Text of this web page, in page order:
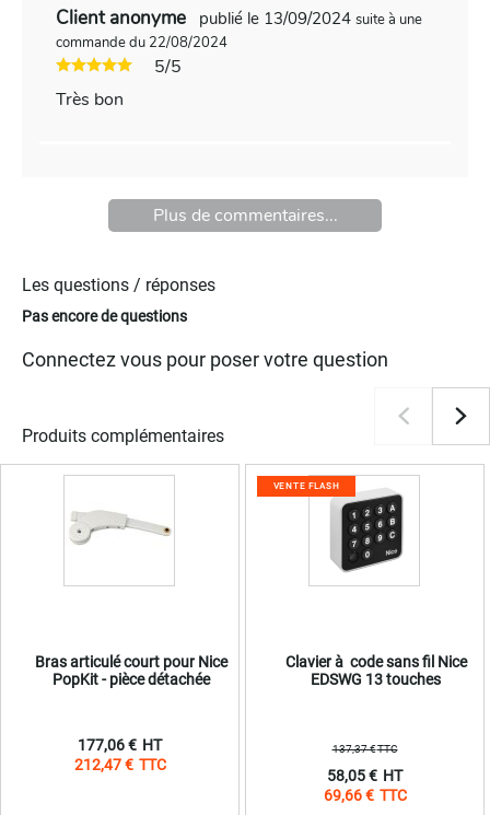
Client anonyme publié le 13/09/2024 suite à une
commande du 22/08/2024
5/5
Très bon
Plus de commentaires...
Les questions / réponses
Pas encore de questions
Connectez vous pour poser votre question
Produits complémentaires
Bras articulé court pour Nice
PopKit - pièce détachée
212,47 €
177,06 €
VENTE FLASH
Clavier à code sans fil Nice
EDSWG 13 touches
Prix
Spécial
69,66 €
58,05 €
137,37 €